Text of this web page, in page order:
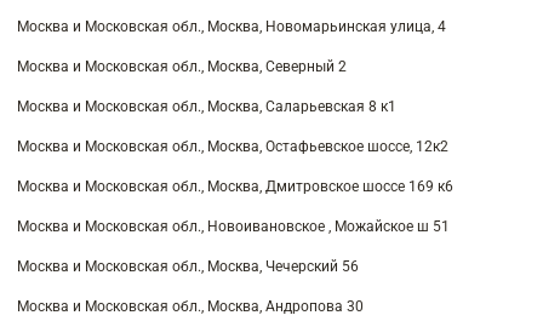
Москва и Московская обл., Москва, Новомарьинская улица, 4
Москва и Московская обл., Москва, Северный 2
Москва и Московская обл., Москва, Саларьевская 8 к1
Москва и Московская обл., Москва, Остафьевское шоссе, 12к2
Москва и Московская обл., Москва, Дмитровское шоссе 169 к6
Москва и Московская обл., Новоивановское , Можайское ш 51
Москва и Московская обл., Москва, Чечерский 56
Москва и Московская обл., Москва, Андропова 30